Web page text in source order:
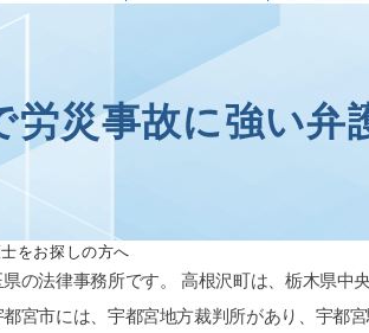
労災事故に強い弁
をお探しの方へ
の法律事務所です。 高根沢町は、栃木県中
都宮市には、宇都宮地方裁判所があり、宇都